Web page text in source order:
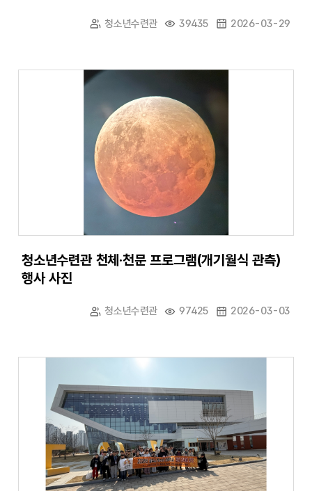
청소년수련관 39435 2026-03-29
청소년수련관 천체·천문 프로그램(개기월식 관측)
행사 사진
청소년수련관 97425 2026-03-03